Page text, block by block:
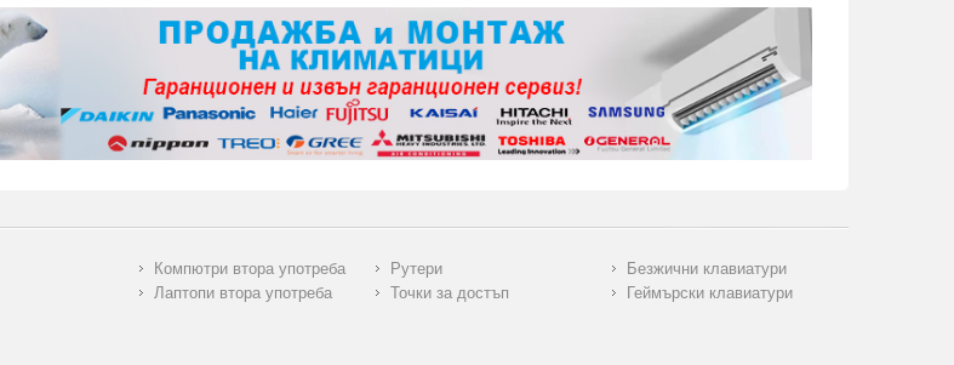
Компютри втора употреба
Лаптопи втора употреба
Рутери
Точки за достъп
Безжични клавиатури
Геймърски клавиатури